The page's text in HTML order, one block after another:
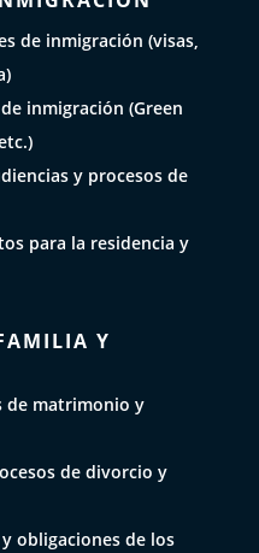
de inmigración (visas,
inmigración (Green
y procesos de
para la residencia y
Y
de matrimonio y
de divorcio y
obligaciones de los